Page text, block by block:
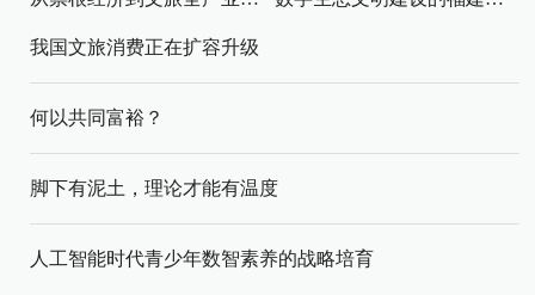
我国文旅消费正在扩容升级
何以共同富裕？
脚下有泥土，理论才能有温度
人工智能时代青少年数智素养的战略培育